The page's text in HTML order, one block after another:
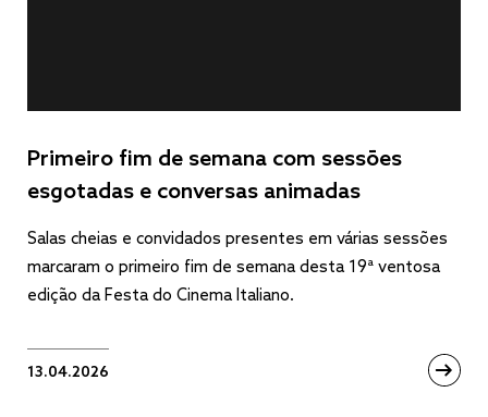
Primeiro fim de semana com sessões
esgotadas e conversas animadas
Salas cheias e convidados presentes em várias sessões
marcaram o primeiro fim de semana desta 19ª ventosa
edição da Festa do Cinema Italiano.
13.04.2026